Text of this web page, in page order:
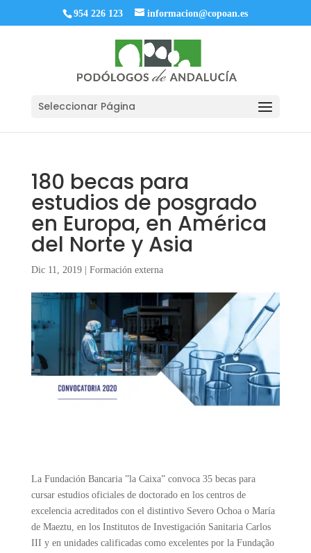
954 226 123 informacion@copoan.es
Seleccionar Página
180 becas para
estudios de posgrado
en Europa, en América
del Norte y Asia
Dic 11, 2019| Formación externa
La Fundación Bancaria ”la Caixa” convoca 35 becas para
cursar estudios oficiales de doctorado en los centros de
excelencia acreditados con el distintivo Severo Ochoa o María
de Maeztu, en los Institutos de Investigación Sanitaria Carlos
III y en unidades calificadas como excelentes por la Fundação